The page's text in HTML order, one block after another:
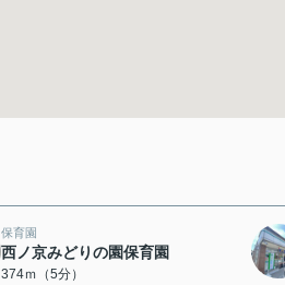
保育園
西ノ京みどりの園保育園
374ｍ（5分）